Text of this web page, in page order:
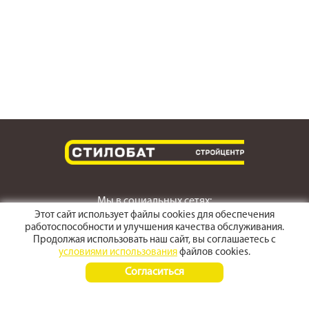
Мы в социальных сетях:
г. Светлоград,
ул. Пушкина 167
Этот сайт использует файлы cookies для обеспечения
работоспособности и улучшения качества обслуживания.
Продолжая использовать наш сайт, вы соглашаетесь с
условиями использования файлов cookies.
Согласиться